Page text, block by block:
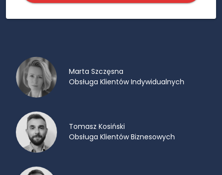
Marta Szczęsna
Obsługa Klientów Indywidualnych
Tomasz Kosiński
Obsługa Klientów Biznesowych